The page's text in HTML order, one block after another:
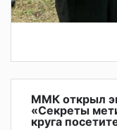
ММК открыл
«Секреты
круга